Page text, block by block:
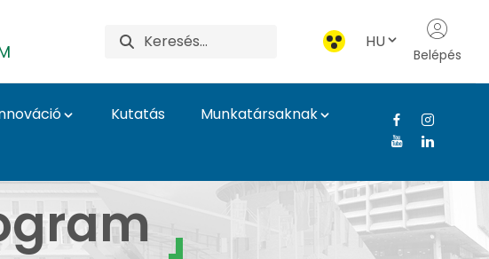
HU
Belépés
Kutatás
Munkatársaknak
Élettudományi Egyetem